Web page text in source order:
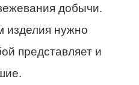
добычи.
изделия нужно
представляет и